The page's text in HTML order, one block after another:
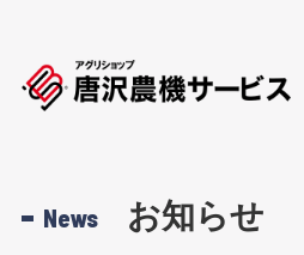
News お知らせ